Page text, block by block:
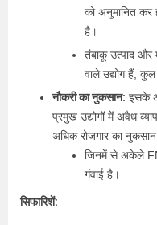
को अनुमानित कर
है।
तंबाकू उत्पाद और
वाले उद्योग हैं,
नौकरी का नुकसान: इसके
प्रमुख उद्योगों में अवैध
अधिक रोजगार का
जिनमें से अकेले
गंवाई है।
सिफारिशें: